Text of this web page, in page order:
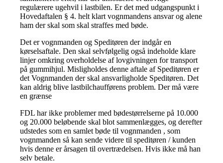
regulærere ugehvil i lastbilen. Er det med udgangspunkt i
Hovedaftalen § 4. helt klart vognmandens ansvar og alene
ham der skal som skal straffes med bøde.
Det er vognmanden og Speditøren der indgår en
kørselsaftale. Den skal selvfølgelig også indeholde klare
linjer omkring overholdelse af lovgivningen for transport
på gummihjul. Misligholdes denne aftale af Speditøren er
det Vognmanden der skal ansvarligholde Speditøren. Det
kan aldrig blive lastbilchaufførens problem. Der må være
en grænse
FDL har ikke problemer med bødestørrelserne på 10.000
og 20.000 beløbende skal blot sammenlægges, og derefter
udstedes som en samlet bøde til vognmanden , som
vognmanden så kan sende videre til speditøren / kunden
hvis denne er årsagen til overtrædelsen. Hvis ikke må han
selv betale.